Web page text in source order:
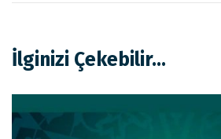
İlginizi Çekebilir...